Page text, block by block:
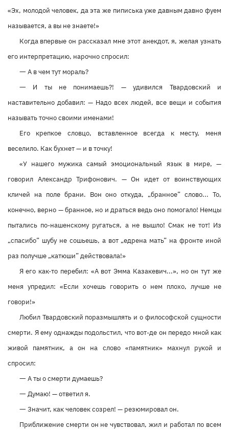
«Эх, молодой человек, да эта же пиписька уже давным давно фуем
называется, а вы не знаете!»
Когда впервые он рассказал мне этот анекдот, я, желая узнать
его интерпретацию, нарочно спросил:
— А в чем тут мораль?
—
И ты не понимаешь?! — удивился Твардовский и
наставительно добавил: — Надо всех людей, все вещи и события
называть точно своими именами!
Его крепкое словцо, вставленное всегда к месту, меня
веселило. Как бухнет — и в точку!
«У нашего мужика самый эмоциональный язык в мире, —
говорил Александр Трифонович. — Он идет от воинствующих
кличей на поле брани. Вон оно откуда, „бранное” слово... То,
конечно, верно — бранное, но и драться ведь оно помогало! Немцы
пытались по-нашенскому ругаться, а не вышло! Смак не тот! Из
„спасибо” шубу не сошьешь, а вот „едрена мать” на фронте иной
раз получше „катюши” действовала!»
Я его как-то перебил: «А вот Эмма Казакевич...», но он тут же
меня упредил: «Если хочешь говорить о нем плохо, лучше не
говори!»
Любил Твардовский поразмышлять и о философской сущности
смерти. Я ему однажды подольстил, что вот-де он передо мной как
живой памятник, а он на слово «памятник» махнул рукой и
спросил:
— А ты о смерти думаешь?
— Думаю! — ответил я.
— Значит, как человек созрел! — резюмировал он.
Приближение смерти он не чувствовал, жил и работал по всем